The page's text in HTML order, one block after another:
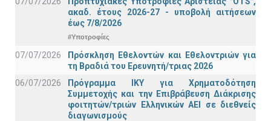
ακαδ. έτους 2026-27 - υποβολή αιτήσεων
έως 7/8/2026
#Υποτροφίες
07/07/2026
Πρόσκληση Εθελοντών και Εθελοντριών για
τη Βραδιά του Ερευνητή/τριας 2026
06/07/2026
Πρόγραμμα ΙΚΥ για Χρηματοδότηση
Συμμετοχής και την Επιβράβευση Διάκρισης
φοιτητών/τριών Ελληνικών ΑΕΙ σε διεθνείς
διαγωνισμούς